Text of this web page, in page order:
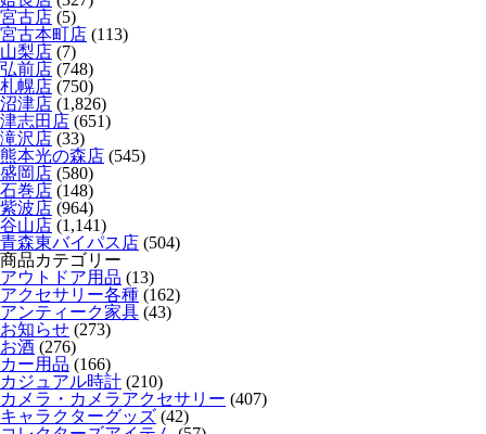
宮古店 (5)
宮古本町店 (113)
山梨店 (7)
弘前店 (748)
札幌店 (750)
沼津店 (1,826)
津志田店 (651)
滝沢店 (33)
熊本光の森店 (545)
盛岡店 (580)
石巻店 (148)
紫波店 (964)
谷山店 (1,141)
青森東バイパス店 (504)
商品カテゴリー
アウトドア用品 (13)
アクセサリー各種 (162)
アンティーク家具 (43)
お知らせ (273)
お酒 (276)
カー用品 (166)
カジュアル時計 (210)
カメラ・カメラアクセサリー (407)
キャラクターグッズ (42)